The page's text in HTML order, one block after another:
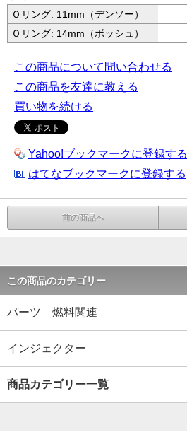
Ｏリング: 11mm（デンソー）
Ｏリング: 14mm（ボッシュ）
この商品について問い合わせる
この商品を友達に教える
買い物を続ける
Yahoo!ブックマークに登録する
はてなブックマークに登録する
前の商品へ
この商品のカテゴリー
パーツ 燃料関連
インジェクター
商品カテゴリー一覧